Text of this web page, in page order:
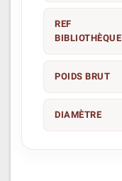
REF
BIBLIOTHÈQUE
POIDS BRUT
DIAMÈTRE